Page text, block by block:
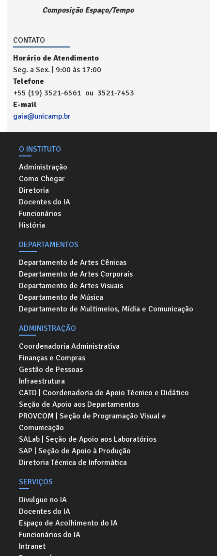
Composição Espaço/Tempo
CONTATO
Horário de Atendimento
Seg. a Sex. | 9:00 às 17:00
Telefone
+55 (19) 3521-6561 ou 3521-7453
E-mail
gaia@unicamp.br
O INSTITUTO
Administração
Como Chegar
Diretoria
Docentes do IA
Funcionários
História
DEPARTAMENTOS
Departamento de Artes Cênicas
Departamento de Artes Corporais
Departamento de Artes Visuais
Departamento de Música
Departamento de Multimeios, Mídia e Comunicação
ADMINISTRAÇÃO
Coordenadoria Administrativa
Finanças e Compras
Gestão de Pessoas
Infraestrutura
CATD | Coordenadoria de Apoio Técnico e Didático
Seção de Apoio aos Departamentos
PROVCOM | Seção de Programação Visual e
Comunicação
SALab | Seção de Apoio aos Laboratórios
SAP | Seção de Apoio à Produção
Diretoria Técnica de Informática
SERVIÇOS
Divulgue no IA
Docentes do IA
Espaço de Acolhimento do IA
Funcionários do IA
Intranet